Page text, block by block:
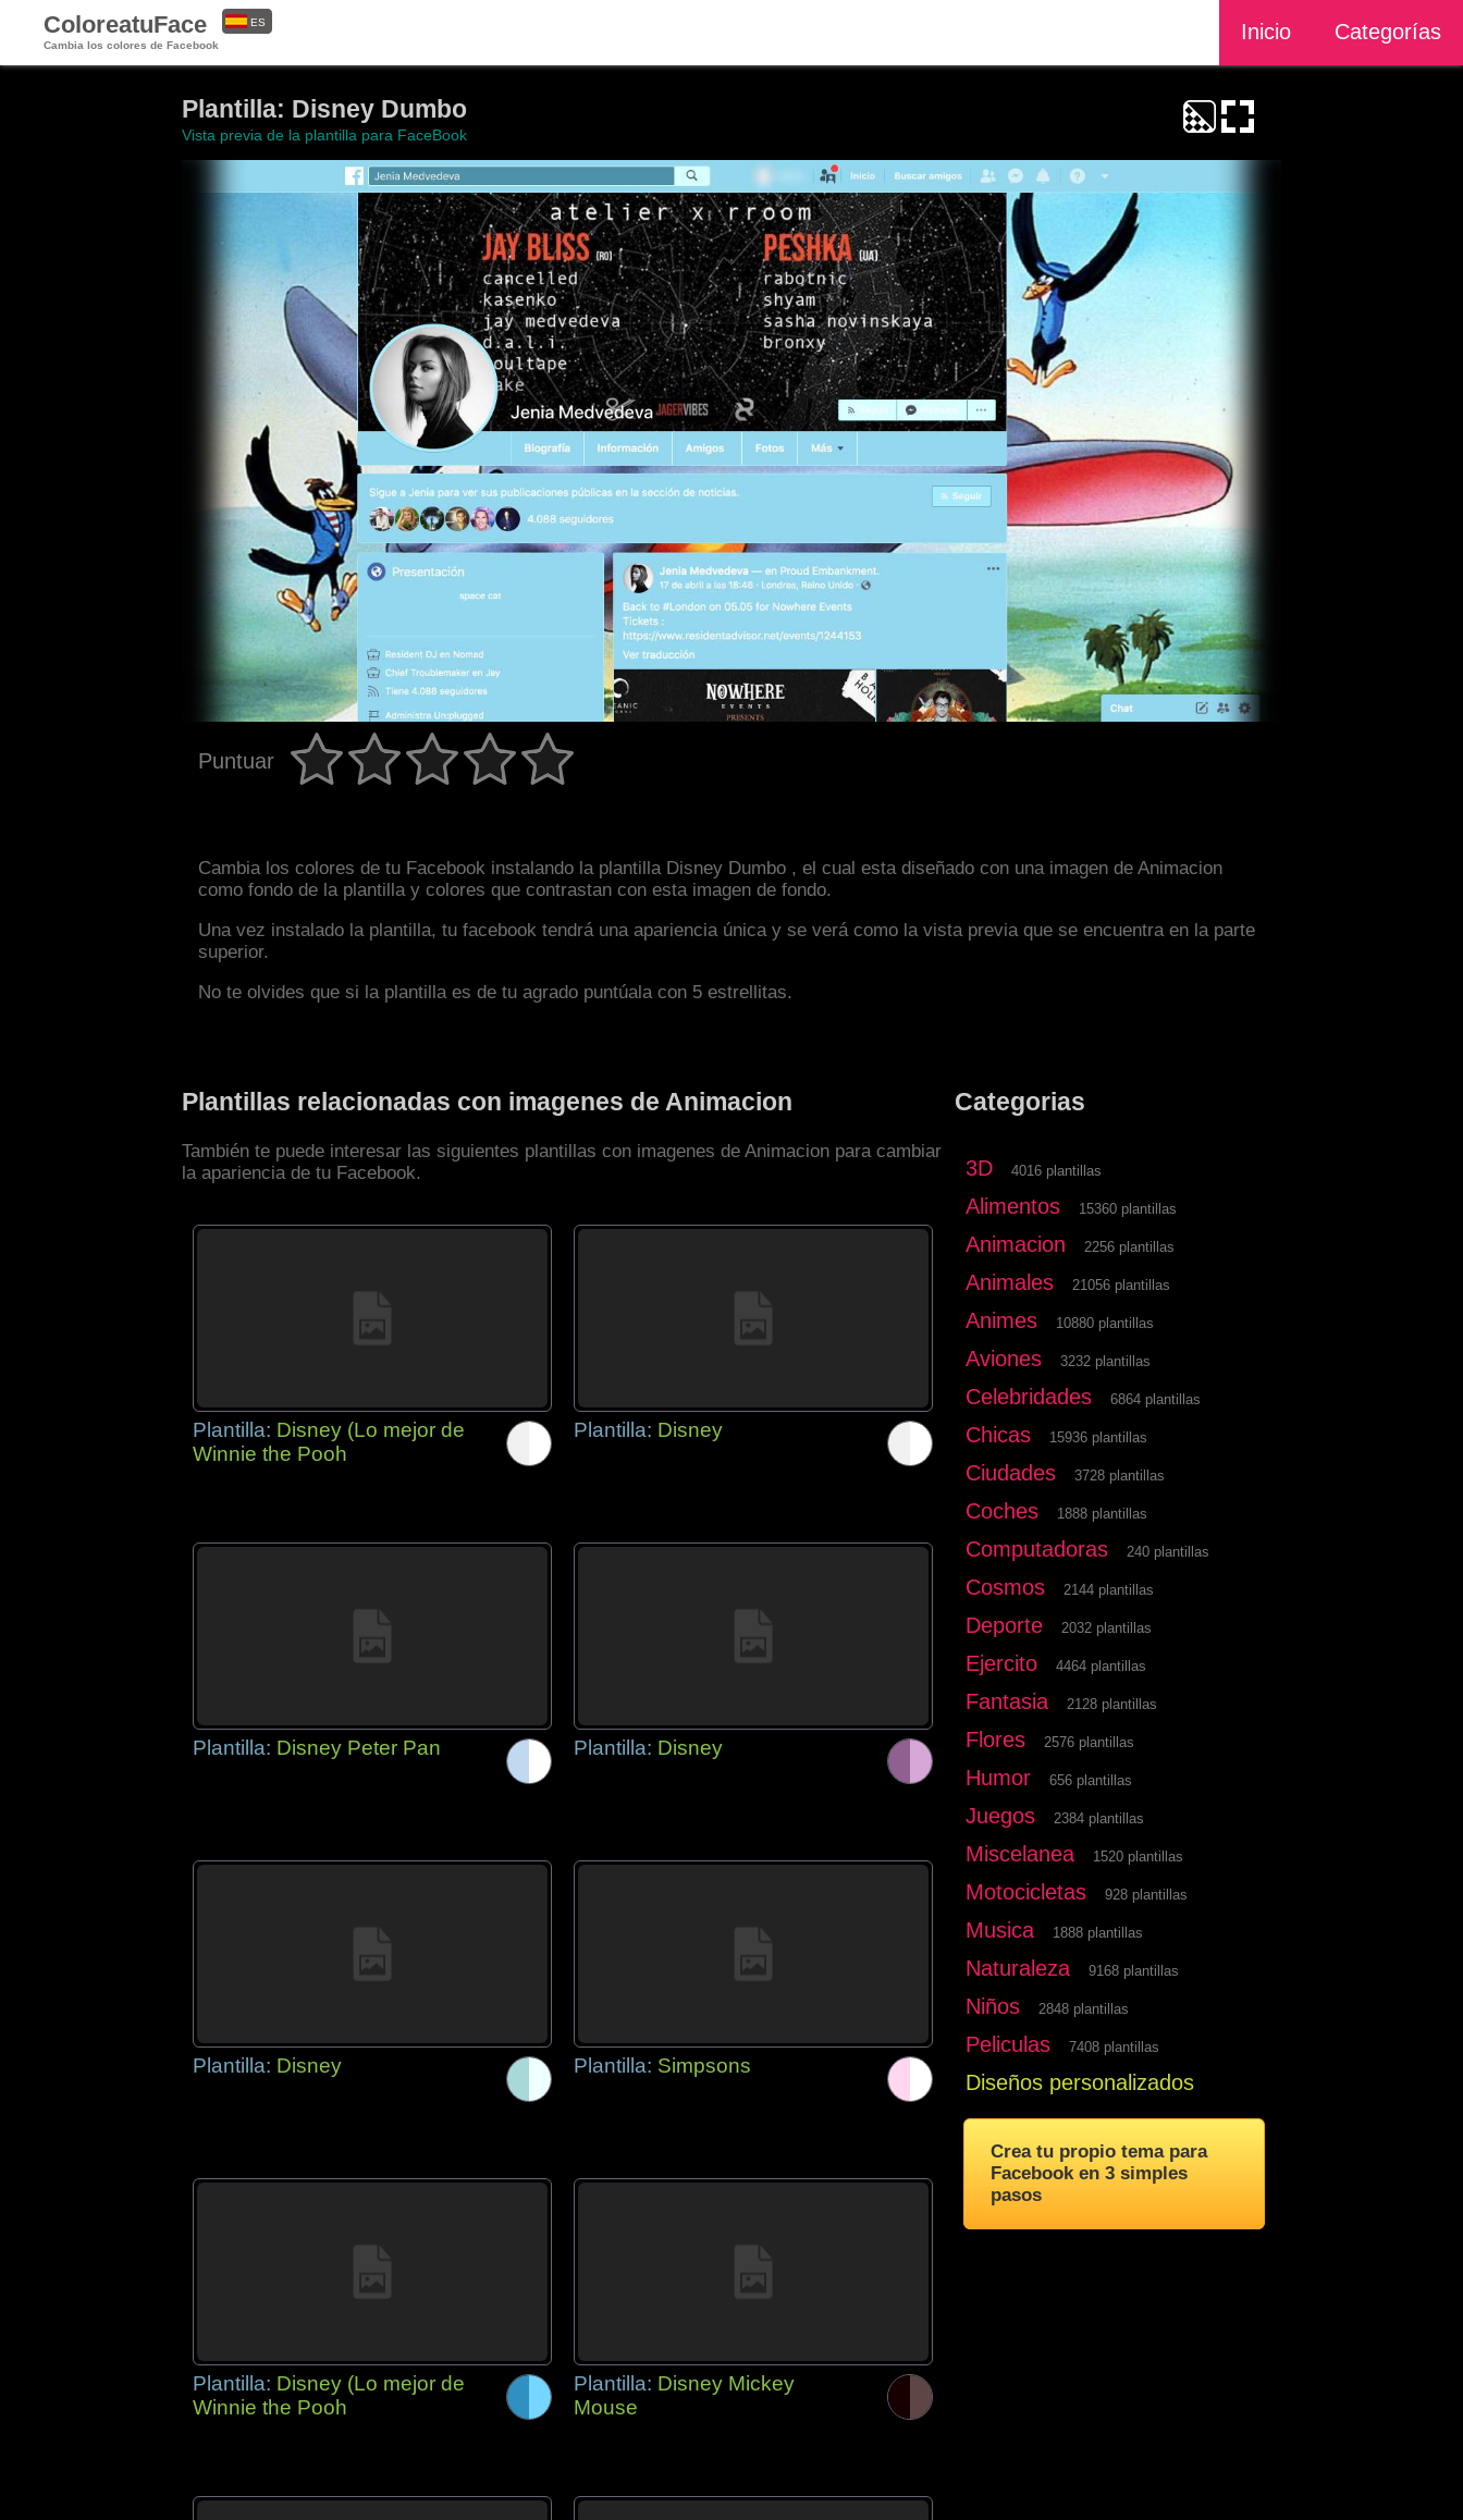
ColoreatuFace
Cambia los colores de Facebook
Inicio Categorías
ES
Plantilla: Disney Dumbo
Vista previa de la plantilla para FaceBook
Puntuar
Cambia los colores de tu Facebook instalando la plantilla Disney Dumbo , el cual esta diseñado con una imagen de Animacion
como fondo de la plantilla y colores que contrastan con esta imagen de fondo.
Una vez instalado la plantilla, tu facebook tendrá una apariencia única y se verá como la vista previa que se encuentra en la parte
superior.
No te olvides que si la plantilla es de tu agrado puntúala con 5 estrellitas.
Plantillas relacionadas con imagenes de Animacion
También te puede interesar las siguientes plantillas con imagenes de Animacion para cambiar
la apariencia de tu Facebook.
Plantilla: Disney (Lo mejor de
Winnie the Pooh
Plantilla: Disney
Plantilla: Disney Peter Pan Plantilla: Disney
Plantilla: Disney Plantilla: Simpsons
Plantilla: Disney (Lo mejor de
Winnie the Pooh
Plantilla: Disney Mickey
Mouse
Categorias
3D 4016 plantillas
Alimentos 15360 plantillas
Animacion 2256 plantillas
Animales 21056 plantillas
Animes 10880 plantillas
Aviones 3232 plantillas
Celebridades 6864 plantillas
Chicas 15936 plantillas
Ciudades 3728 plantillas
Coches 1888 plantillas
Computadoras 240 plantillas
Cosmos 2144 plantillas
Deporte 2032 plantillas
Ejercito 4464 plantillas
Fantasia 2128 plantillas
Flores 2576 plantillas
Humor 656 plantillas
Juegos 2384 plantillas
Miscelanea 1520 plantillas
Motocicletas 928 plantillas
Musica 1888 plantillas
Naturaleza 9168 plantillas
Niños 2848 plantillas
Peliculas 7408 plantillas
Diseños personalizados
Crea tu propio tema para
Facebook en 3 simples
pasos